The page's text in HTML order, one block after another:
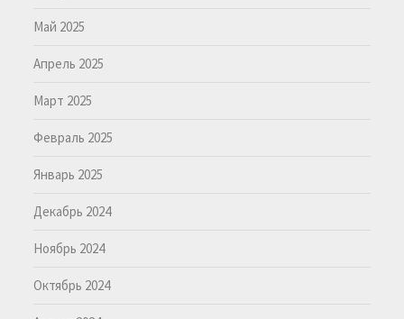
Май 2025
Апрель 2025
Март 2025
Февраль 2025
Январь 2025
Декабрь 2024
Ноябрь 2024
Октябрь 2024